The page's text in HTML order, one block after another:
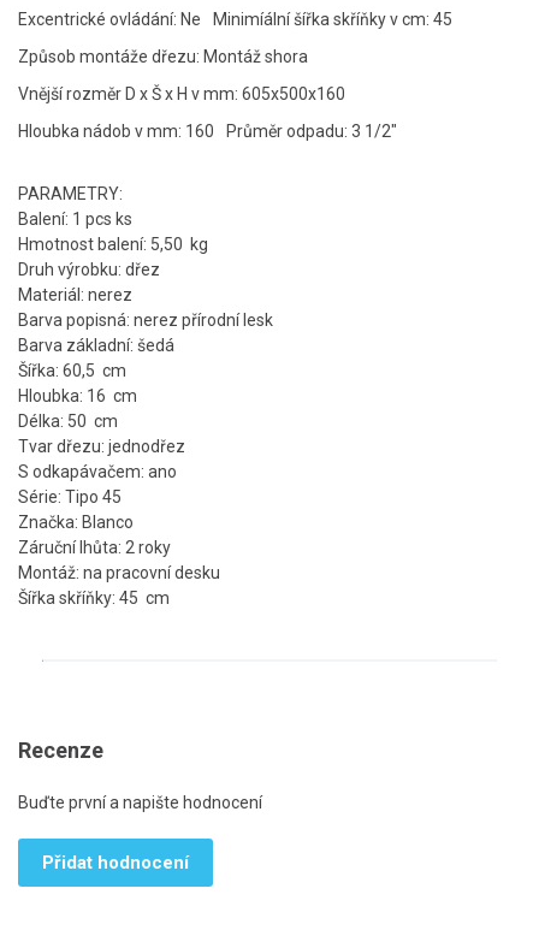
Excentrické ovládání: Ne
Minimíální šířka skříňky v cm: 45
Způsob montáže dřezu: Montáž shora
Vnější rozměr D x Š x H v mm: 605x500x160
Hloubka nádob v mm: 160
Průměr odpadu: 3 1/2"
PARAMETRY:
Balení: 1 pcs ks
Hmotnost balení: 5,50 kg
Druh výrobku: dřez
Materiál: nerez
Barva popisná: nerez přírodní lesk
Barva základní: šedá
Šířka: 60,5 cm
Hloubka: 16 cm
Délka: 50 cm
Tvar dřezu: jednodřez
S odkapávačem: ano
Série: Tipo 45
Značka: Blanco
Záruční lhůta: 2 roky
Montáž: na pracovní desku
Šířka skříňky: 45 cm
Recenze
Buďte první a napište hodnocení
Přidat hodnocení